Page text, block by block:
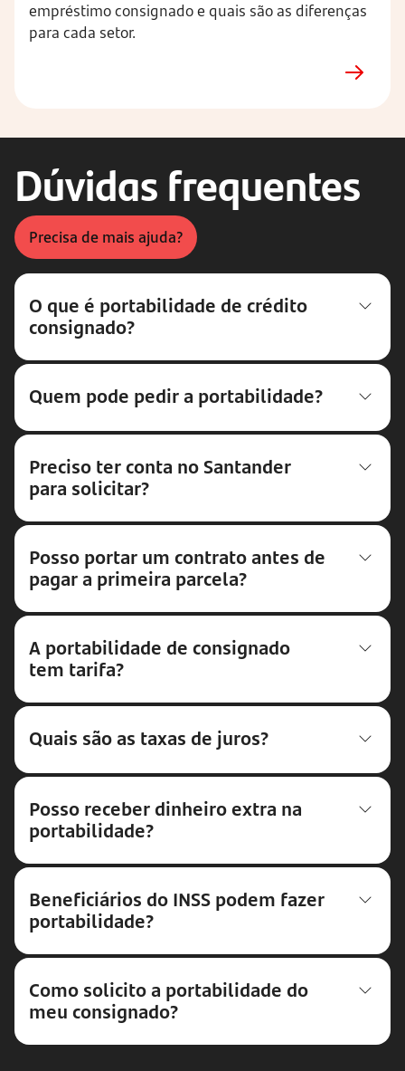
empréstimo consignado e quais são as diferenças
para cada setor.
Dúvidas frequentes
Precisa de mais ajuda?
O que é portabilidade de crédito
consignado?
Quem pode pedir a portabilidade?
Preciso ter conta no Santander
para solicitar?
Posso portar um contrato antes de
pagar a primeira parcela?
A portabilidade de consignado
tem tarifa?
Quais são as taxas de juros?
Posso receber dinheiro extra na
portabilidade?
Beneficiários do INSS podem fazer
portabilidade?
Como solicito a portabilidade do
meu consignado?